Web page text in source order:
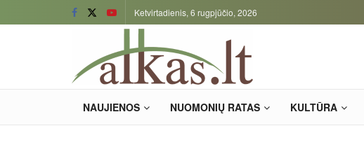
Ketvirtadienis, 6 rugpjūčio, 2026
NAUJIENOS NUOMONIŲ RATAS KULTŪRA